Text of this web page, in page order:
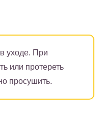
уходе. При
или протереть
просушить.